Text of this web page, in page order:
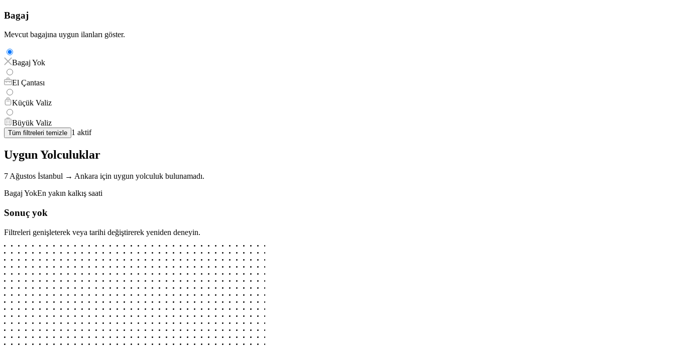
Bagaj
Mevcut bagajına uygun ilanları göster.
Bagaj Yok
El Çantası
Küçük Valiz
Büyük Valiz
Tüm filtreleri temizle 1 aktif
Uygun Yolculuklar
7 Ağustos İstanbul → Ankara için uygun yolculuk bulunamadı.
Bagaj YokEn yakın kalkış saati
Sonuç yok
Filtreleri genişleterek veya tarihi değiştirerek yeniden deneyin.